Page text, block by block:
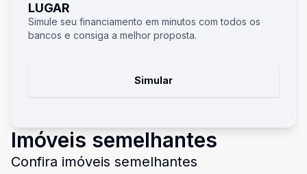
LUGAR
Simule seu financiamento em minutos com todos os
bancos e consiga a melhor proposta.
Simular
Imóveis semelhantes
Confira imóveis semelhantes